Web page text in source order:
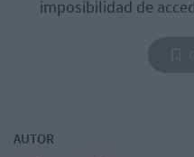
imposibilidad de
AUTOR